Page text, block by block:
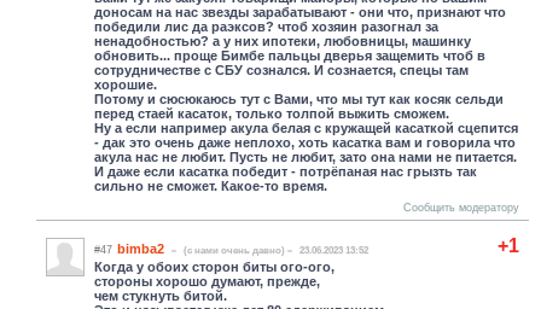
доносам на нас звезды зарабатывают - они что, признают что
победили лис да раэксов? чтоб хозяин разогнал за
ненадобностью? а у них ипотеки, любовницы, машинку
обновить... проще Бимбе пальцы дверья защемить чтоб в
сотрудничестве с СБУ сознался. И сознается, спецы там
хорошие.
Потому и сюсюкаюсь тут с Вами, что мы тут как косяк сельди
перед стаей касаток, только толпой выжить сможем.
Ну а если например акула белая с кружащей касаткой сцепится
- дак это очень даже неплохо, хоть касатка вам и говорила что
акула нас не любит. Пусть не любит, зато она нами не питается.
И даже если касатка победит - потрёпаная нас грызть так
сильно не сможет. Какое-то время.
Сообщить модератору
+1
#47 bimba2 (c нами очень давно) 23.06.2023 13:52
Когда у обоих сторон биты ого-ого,
стороны хорошо думают, прежде,
чем стукнуть битой.